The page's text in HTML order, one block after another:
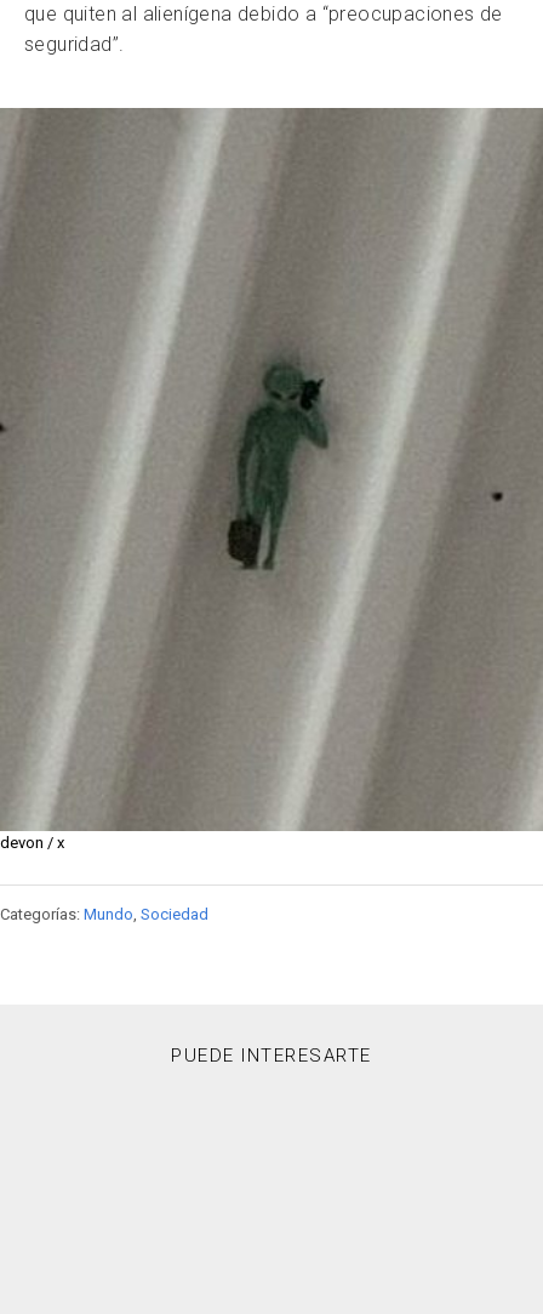
que quiten al alienígena debido a “preocupaciones de
seguridad”.
devon / x
Categorías: Mundo, Sociedad
PUEDE INTERESARTE